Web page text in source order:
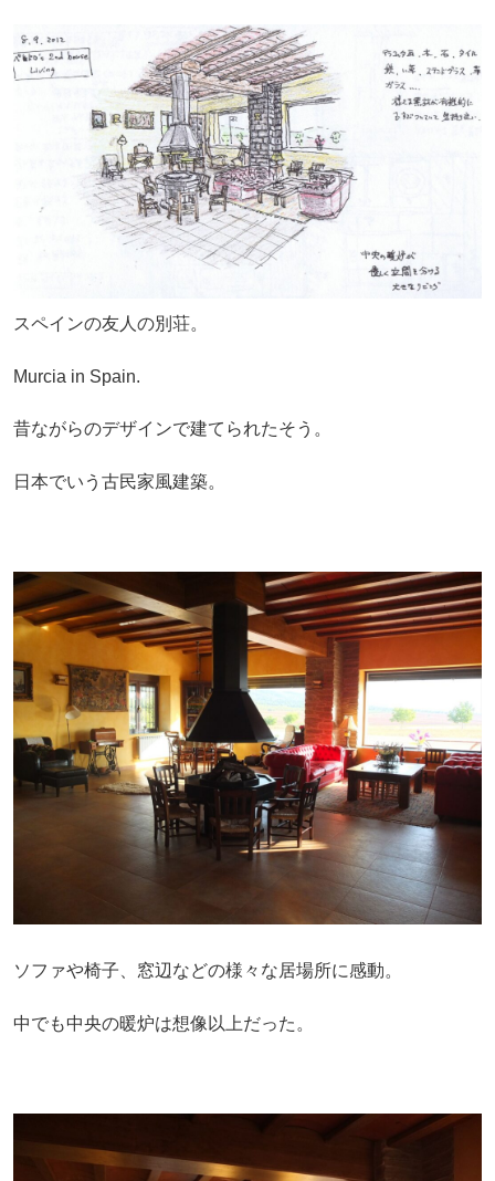
スペインの友人の別荘。
Murcia in Spain.
昔ながらのデザインで建てられたそう。
日本でいう古民家風建築。
ソファや椅子、窓辺などの様々な居場所に感動。
中でも中央の暖炉は想像以上だった。